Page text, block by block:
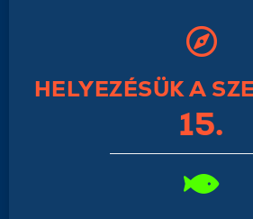
HELYEZÉSÜK A
15.